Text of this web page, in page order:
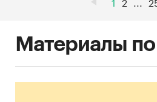
Материалы